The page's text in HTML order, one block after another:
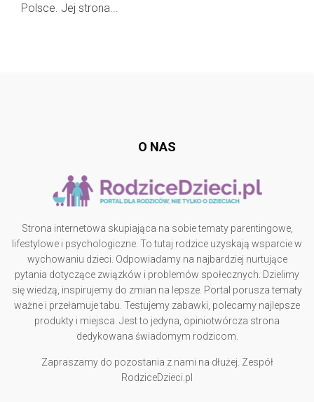
Polsce. Jej strona...
O NAS
Strona internetowa skupiająca na sobie tematy parentingowe,
lifestylowe i psychologiczne. To tutaj rodzice uzyskają wsparcie w
wychowaniu dzieci. Odpowiadamy na najbardziej nurtujące
pytania dotyczące związków i problemów społecznych. Dzielimy
się wiedzą, inspirujemy do zmian na lepsze. Portal porusza tematy
ważne i przełamuje tabu. Testujemy zabawki, polecamy najlepsze
produkty i miejsca. Jest to jedyna, opiniotwórcza strona
dedykowana świadomym rodzicom.
Zapraszamy do pozostania z nami na dłużej. Zespół
RodziceDzieci.pl